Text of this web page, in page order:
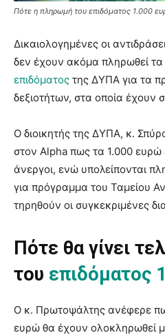
Πότε η πληρωμή του επιδόματος 1.000
Δικαιολογημένες οι
δεν έχουν ακόμα πληρωθεί τα
επιδόματος της ΔΥΠΑ για τα
δεξιοτήτων, στα οποία έχουν
Ο διοικητής της ΔΥΠΑ, κ.
στον Alpha πως τα 1.000
άνεργοι, ενώ υπολείπονται
για πρόγραμμα του Ταμείου
τηρηθούν οι συγκεκριμένες
Πότε θα γίνει
του επιδόματος
Ο κ. Πρωτοψάλτης ανέφερε
ευρώ θα έχουν ολοκληρωθεί